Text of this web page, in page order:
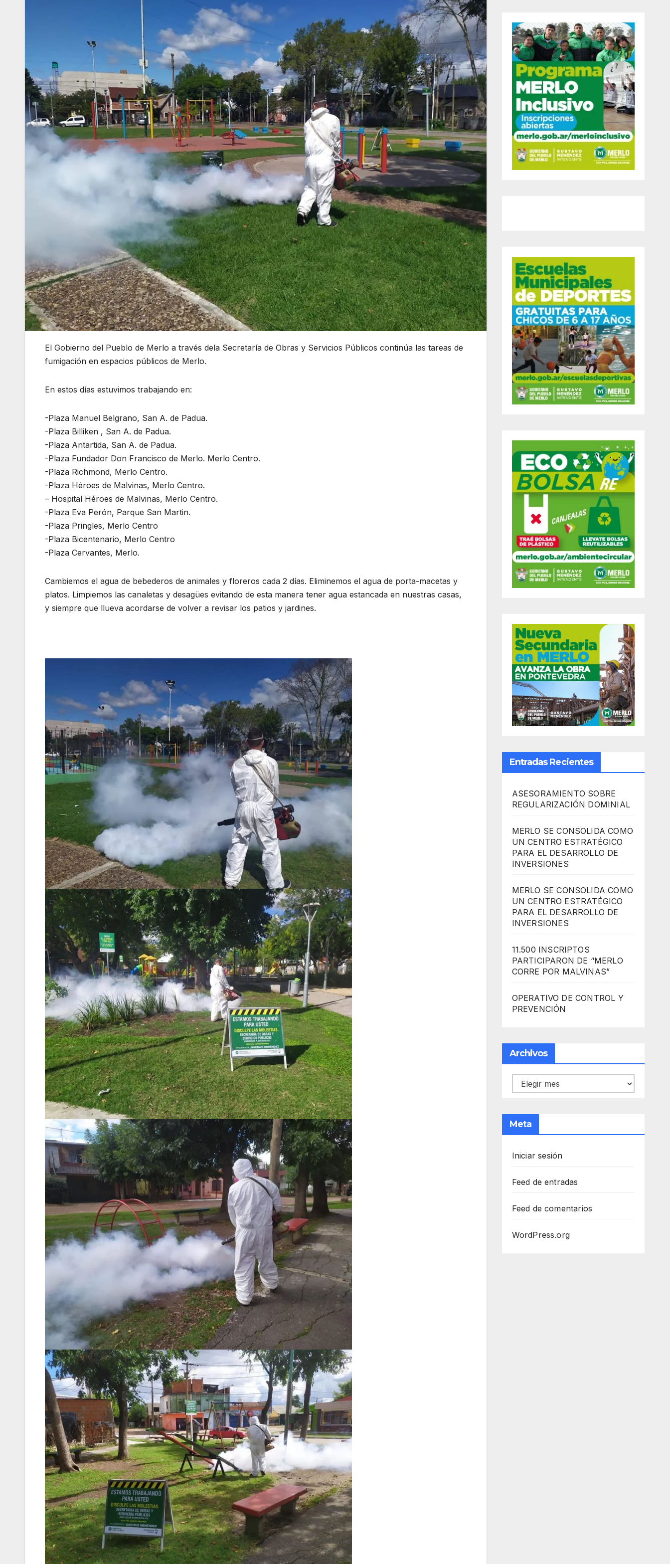
El Gobierno del Pueblo de Merlo a través dela Secretaría de Obras y Servicios Públicos continúa las tareas de
fumigación en espacios públicos de Merlo.
En estos días estuvimos trabajando en:
-Plaza Manuel Belgrano, San A. de Padua.
-Plaza Billiken , San A. de Padua.
-Plaza Antartida, San A. de Padua.
-Plaza Fundador Don Francisco de Merlo. Merlo Centro.
-Plaza Richmond, Merlo Centro.
-Plaza Héroes de Malvinas, Merlo Centro.
– Hospital Héroes de Malvinas, Merlo Centro.
-Plaza Eva Perón, Parque San Martin.
-Plaza Pringles, Merlo Centro
-Plaza Bicentenario, Merlo Centro
-Plaza Cervantes, Merlo.
Cambiemos el agua de bebederos de animales y floreros cada 2 días. Eliminemos el agua de porta-macetas y
platos. Limpiemos las canaletas y desagües evitando de esta manera tener agua estancada en nuestras casas,
y siempre que llueva acordarse de volver a revisar los patios y jardines.
Entradas Recientes
ASESORAMIENTO SOBRE
REGULARIZACIÓN DOMINIAL
MERLO SE CONSOLIDA COMO
UN CENTRO ESTRATÉGICO
PARA EL DESARROLLO DE
INVERSIONES
MERLO SE CONSOLIDA COMO
UN CENTRO ESTRATÉGICO
PARA EL DESARROLLO DE
INVERSIONES
11.500 INSCRIPTOS
PARTICIPARON DE “MERLO
CORRE POR MALVINAS”
OPERATIVO DE CONTROL Y
PREVENCIÓN
Archivos
Archivos
Meta
Iniciar sesión
Feed de entradas
Feed de comentarios
WordPress.org